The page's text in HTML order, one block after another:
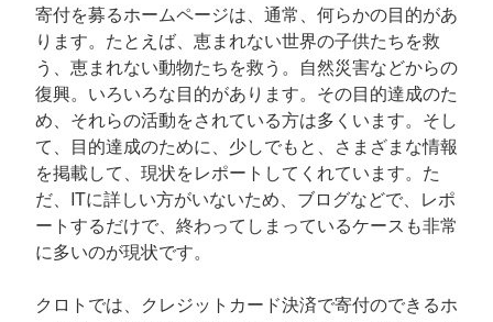
寄付を募るホームページは、通常、何らかの目的があ
ります。たとえば、恵まれない世界の子供たちを救
う、恵まれない動物たちを救う。自然災害などからの
復興。いろいろな目的があります。その目的達成のた
め、それらの活動をされている方は多くいます。そし
て、目的達成のために、少しでもと、さまざまな情報
を掲載して、現状をレポートしてくれています。た
だ、ITに詳しい方がいないため、ブログなどで、レポ
ートするだけで、終わってしまっているケースも非常
に多いのが現状です。
クロトでは、クレジットカード決済で寄付のできるホ